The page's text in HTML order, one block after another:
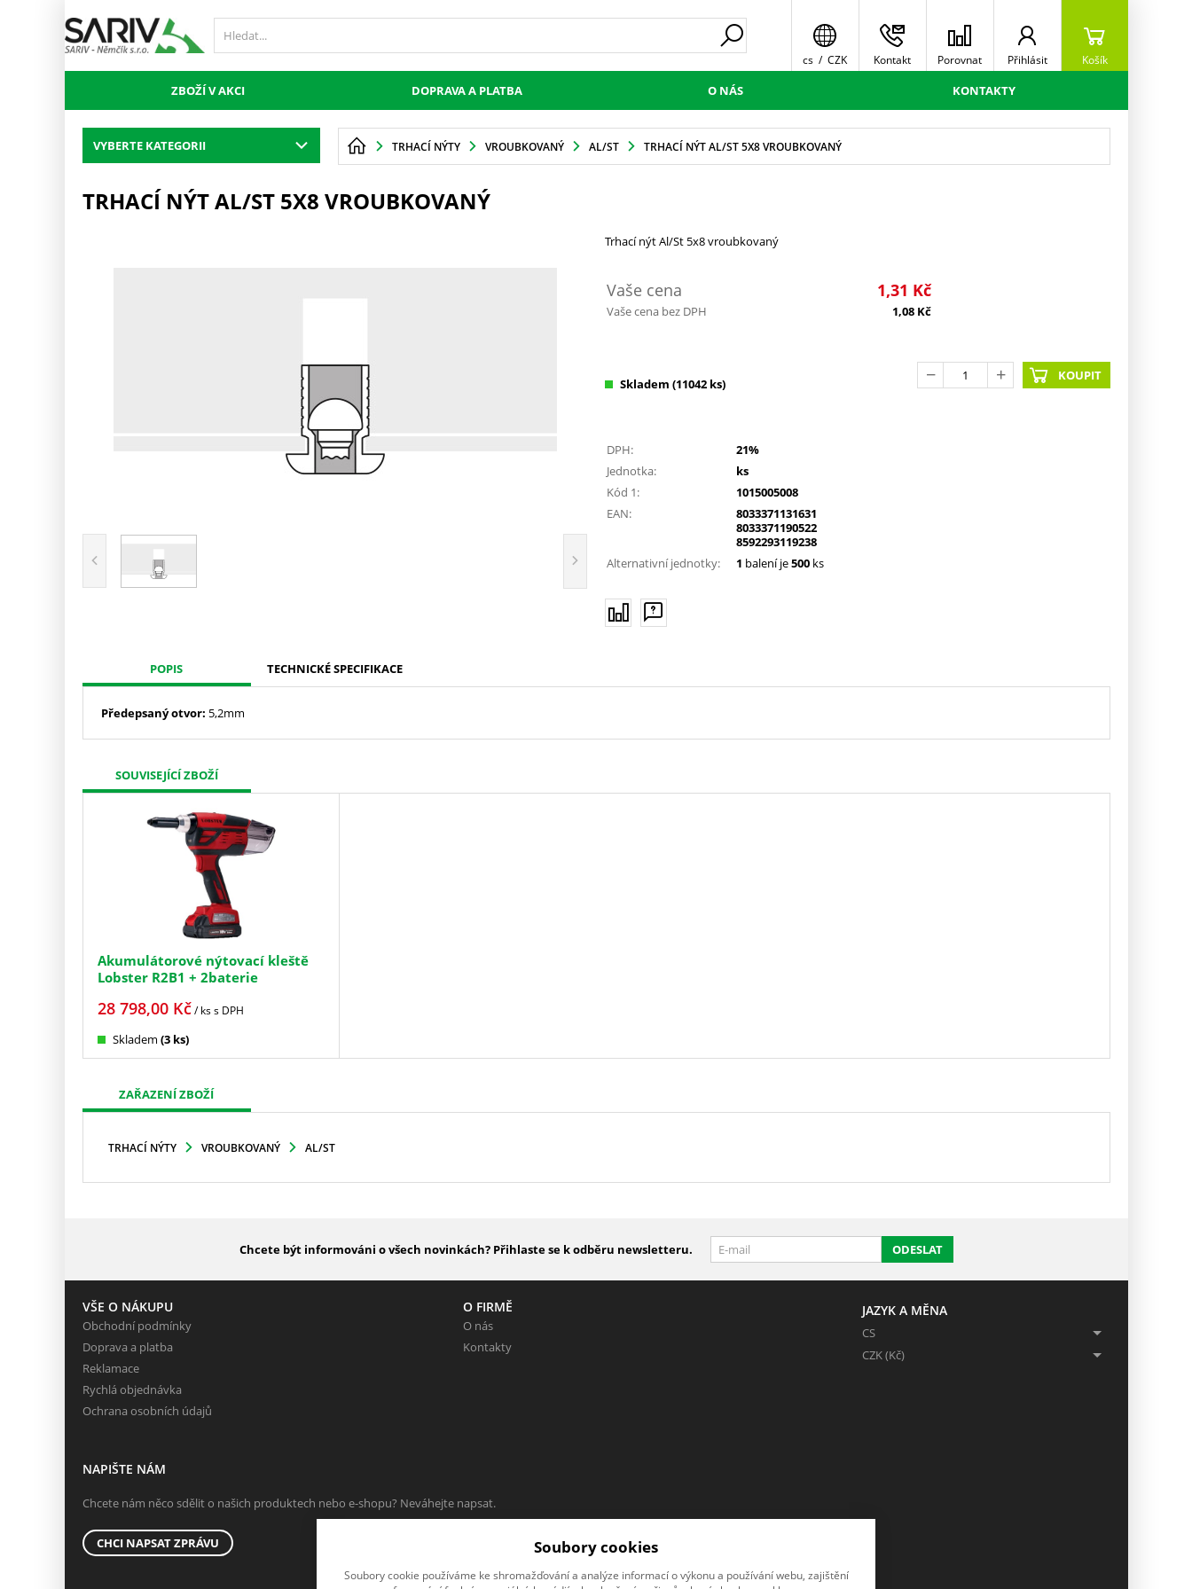
cs / CZK Kontakt Porovnat Přihlásit Košík
ZBOŽÍ V AKCI DOPRAVA A PLATBA O NÁS KONTAKTY
VYBERTE KATEGORII TRHACÍ NÝTY VROUBKOVANÝ AL/ST TRHACÍ NÝT AL/ST 5X8 VROUBKOVANÝ
TRHACÍ NÝT AL/ST 5X8 VROUBKOVANÝ
Trhací nýt Al/St 5x8 vroubkovaný
Vaše cena 1,31 Kč
Vaše cena bez DPH 1,08 Kč
Skladem (11042 ks)
KOUPIT
DPH:
21%
Jednotka:
ks
Kód 1:
1015005008
EAN:
8033371131631
8033371190522
8592293119238
Alternativní jednotky:
1 balení je500 ks
POPIS TECHNICKÉ SPECIFIKACE
Předepsaný otvor: 5,2mm
SOUVISEJÍCÍ ZBOŽÍ
Akumulátorové nýtovací kleště
Lobster R2B1 + 2baterie
28 798,00Kč/ kss DPH
Skladem (3 ks)
ZAŘAZENÍ ZBOŽÍ
TRHACÍ NÝTY VROUBKOVANÝ AL/ST
Chcete být informováni o všech novinkách? Přihlaste se k odběru newsletteru. ODESLAT
VŠE O NÁKUPU
Obchodní podmínky
Doprava a platba
Reklamace
Rychlá objednávka
Ochrana osobních údajů
O FIRMĚ
O nás
Kontakty
JAZYK A MĚNA
CS
CZK (Kč)
NAPIŠTE NÁM
Chcete nám něco sdělit o našich produktech nebo e-shopu? Neváhejte napsat.
CHCI NAPSAT ZPRÁVU Soubory cookies
Soubory cookie používáme ke shromažďování a analýze informací o výkonu a používání webu, zajištění